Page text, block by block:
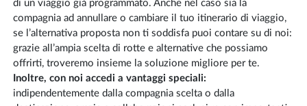
di un viaggio già programmato. Anche nel caso sia la
compagnia ad annullare o cambiare il tuo itinerario di viaggio,
se l’alternativa proposta non ti soddisfa puoi contare su di noi:
grazie all’ampia scelta di rotte e alternative che possiamo
offrirti, troveremo insieme la soluzione migliore per te.
Inoltre, con noi accedi a vantaggi speciali:
indipendentemente dalla compagnia scelta o dalla